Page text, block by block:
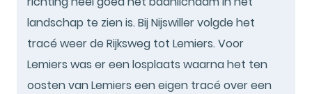
landschap te zien is. Bij Nijswiller volgde het
tracé weer de Rijksweg tot Lemiers. Voor
Lemiers was er een losplaats waarna het ten
oosten van Lemiers een eigen tracé over een